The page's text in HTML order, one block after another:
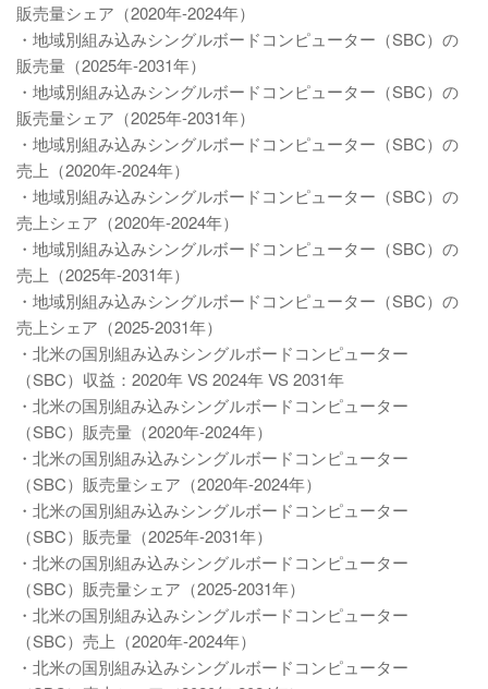
販売量シェア（2020年-2024年）
・地域別組み込みシングルボードコンピューター（SBC）の
販売量（2025年-2031年）
・地域別組み込みシングルボードコンピューター（SBC）の
販売量シェア（2025年-2031年）
・地域別組み込みシングルボードコンピューター（SBC）の
売上（2020年-2024年）
・地域別組み込みシングルボードコンピューター（SBC）の
売上シェア（2020年-2024年）
・地域別組み込みシングルボードコンピューター（SBC）の
売上（2025年-2031年）
・地域別組み込みシングルボードコンピューター（SBC）の
売上シェア（2025-2031年）
・北米の国別組み込みシングルボードコンピューター
（SBC）収益：2020年 VS 2024年 VS 2031年
・北米の国別組み込みシングルボードコンピューター
（SBC）販売量（2020年-2024年）
・北米の国別組み込みシングルボードコンピューター
（SBC）販売量シェア（2020年-2024年）
・北米の国別組み込みシングルボードコンピューター
（SBC）販売量（2025年-2031年）
・北米の国別組み込みシングルボードコンピューター
（SBC）販売量シェア（2025-2031年）
・北米の国別組み込みシングルボードコンピューター
（SBC）売上（2020年-2024年）
・北米の国別組み込みシングルボードコンピューター